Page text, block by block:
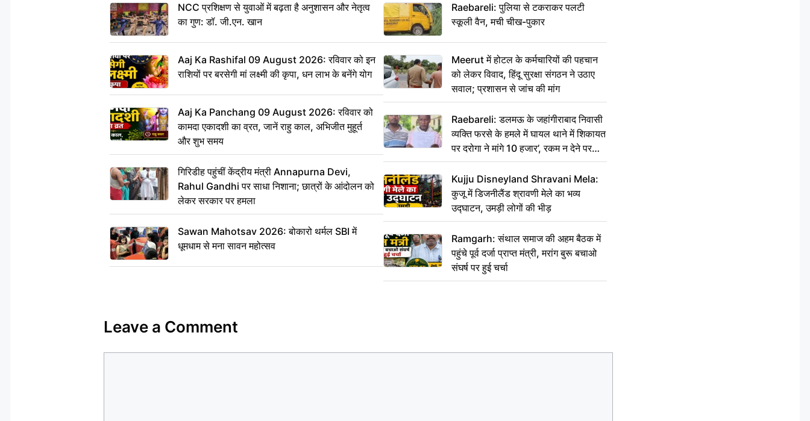
NCC प्रशिक्षण से युवाओं में बढ़ता है अनुशासन और नेतृत्व
का गुण: डॉ. जी.एन. खान
Aaj Ka Rashifal 09 August 2026: रविवार को इन
राशियों पर बरसेगी मां लक्ष्मी की कृपा, धन लाभ के बनेंगे योग
Aaj Ka Panchang 09 August 2026: रविवार को
कामदा एकादशी का व्रत, जानें राहु काल, अभिजीत मुहूर्त
और शुभ समय
गिरिडीह पहुंचीं केंद्रीय मंत्री Annapurna Devi,
Rahul Gandhi पर साधा निशाना; छात्रों के आंदोलन को
लेकर सरकार पर हमला
Sawan Mahotsav 2026: बोकारो थर्मल SBI में
धूमधाम से मना सावन महोत्सव
Raebareli: पुलिया से टकराकर पलटी
स्कूली वैन, मची चीख-पुकार
Meerut में होटल के कर्मचारियों की पहचान
को लेकर विवाद, हिंदू सुरक्षा संगठन ने उठाए
सवाल; प्रशासन से जांच की मांग
Raebareli: डलमऊ के जहांगीराबाद निवासी
व्यक्ति फरसे के हमले में घायल थाने में शिकायत
पर दरोगा ने मांगे 10 हजार’, रकम न देने पर
कार्रवाई ठंडी!
Kujju Disneyland Shravani Mela:
कुजू में डिजनीलैंड श्रावणी मेले का भव्य
उद्घाटन, उमड़ी लोगों की भीड़
Ramgarh: संथाल समाज की अहम बैठक में
पहुंचे पूर्व दर्जा प्राप्त मंत्री, मरांग बुरू बचाओ
संघर्ष पर हुई चर्चा
Leave a Comment